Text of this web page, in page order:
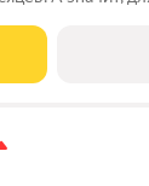
проживания.